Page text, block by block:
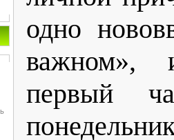
одно
важном»,
первый